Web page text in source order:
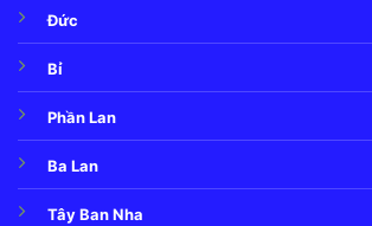
Đức
Bỉ
Phần Lan
Ba Lan
Tây Ban Nha